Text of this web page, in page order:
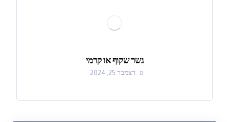
גשר שקוף או קרמי
דצמבר 25, 2024